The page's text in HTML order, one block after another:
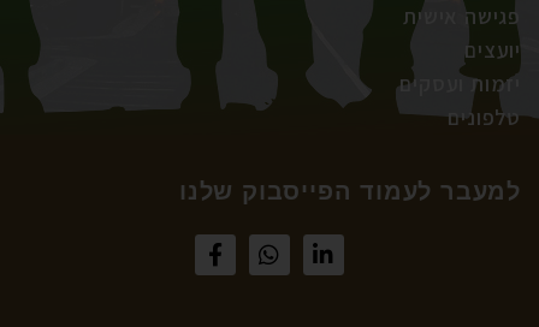
פגישה אישית
יועצים
יזמות ועסקים
טלפונים
למעבר לעמוד הפייסבוק שלנו